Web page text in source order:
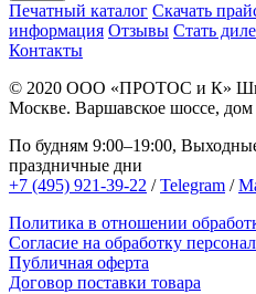
Печатный каталог Скачать
информация Отзывы Стать
Контакты
© 2020 ООО «ПРОТОС и К»
Москве. Варшавское шоссе, дом
По будням 9:00–19:00,
праздничные дни
+7 (495) 921-39-22 /Telegram /
Политика в отношении
Согласие на обработку
Публичная оферта
Договор поставки товара